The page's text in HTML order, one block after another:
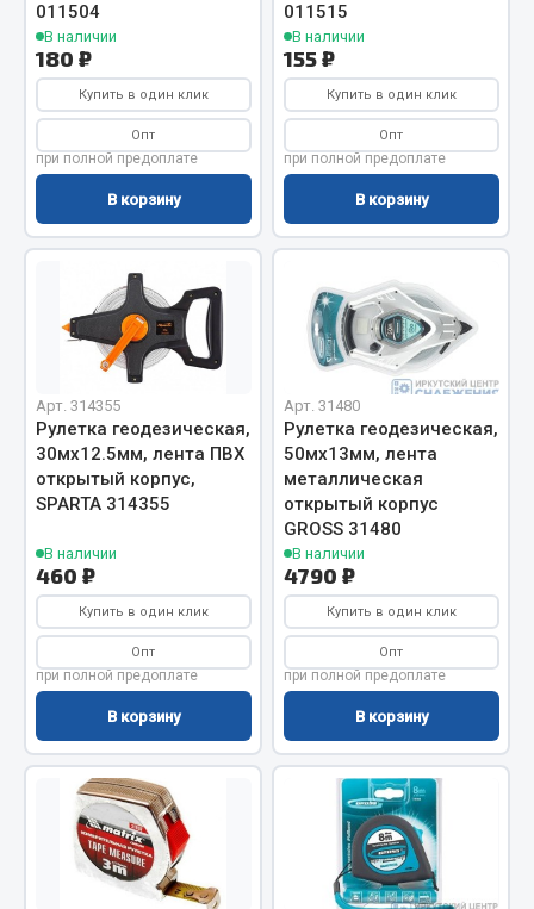
Автомобильный инструмент
Измерительный инструмент
Крепежный инструмент
Режущий инструмент
Силовое оборудование
Слесарный инструмент
Столярный инструмент
Показать ещё
Весь раздел
Цепи подъёмные
Весь раздел
Кольца уплотнительные
Лента конвейерная
Паронит
Патрубки
Прокладки
Рукава высокого давления
Показать ещё
Весь раздел
011504
В наличии
180 ₽
Купить в один клик
Опт
при полной предоплате
В корзину
011515
В наличии
155 ₽
Купить в один клик
Опт
при полной предоплате
В корзину
Арт. 314355
Рулетка геодезическая,
30мх12.5мм, лента ПВХ
открытый корпус,
SPARTA 314355
В наличии
460 ₽
Купить в один клик
Опт
при полной предоплате
В корзину
Арт. 31480
Рулетка геодезическая,
50мх13мм, лента
металлическая
открытый корпус
GROSS 31480
В наличии
4790 ₽
Купить в один клик
Опт
при полной предоплате
В корзину